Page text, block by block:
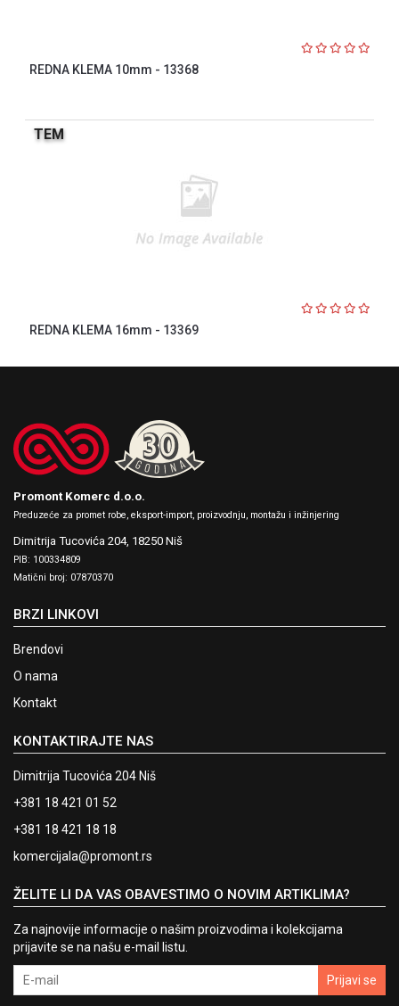
REDNA KLEMA 10mm - 13368
TEM
REDNA KLEMA 16mm - 13369
Promont Komerc d.o.o.
Preduzeće za promet robe, eksport-import, proizvodnju, montažu i inžinjering
Dimitrija Tucovića 204, 18250 Niš
PIB: 100334809
Matični broj: 07870370
BRZI LINKOVI
Brendovi
O nama
Kontakt
KONTAKTIRAJTE NAS
Dimitrija Tucovića 204 Niš
+381 18 421 01 52
+381 18 421 18 18
komercijala@promont.rs
ŽELITE LI DA VAS OBAVESTIMO O NOVIM ARTIKLIMA?
Za najnovije informacije o našim proizvodima i kolekcijama
prijavite se na našu e-mail listu.
Prijavi se